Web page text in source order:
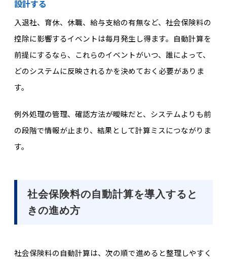
設計する
入退社、育休、休職、給与支給の有無など、社会保険料の
控除に影響するイベントは毎月発生し得ます。自動計算を
前提にするなら、これらのイベントがいつ、誰によって、
どのシステムに反映されるかを決めておく必要がありま
す。
例外処理の管理、確認方法が曖昧だと、システムよりも前
の段階で情報が止まり、結果として計算ミスにつながりま
す。
社会保険料の自動計算を導入すると
きの進め方
社会保険料の自動計算は、次の順で進めると整理しやすく